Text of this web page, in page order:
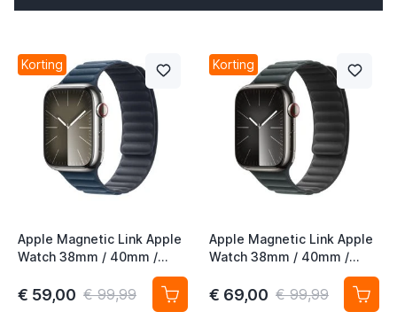
Korting
Apple Magnetic Link Apple
Watch 38mm / 40mm /
41mm / 42mm Pacific Blue
S/M
€ 59,00 € 99,99
Korting
Apple Magnetic Link Apple
Watch 38mm / 40mm /
41mm / 42mm Evergreen
S/M
€ 69,00 € 99,99